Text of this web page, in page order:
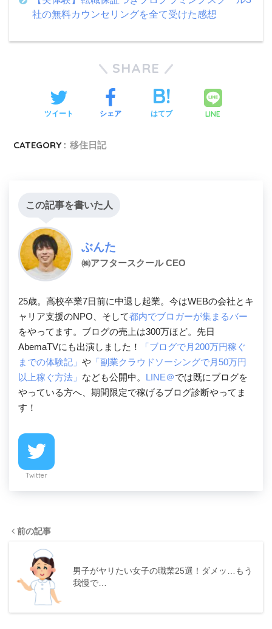
社の無料カウンセリングを全て受けた感想
SHARE
ツイート シェア はてブ LINE
CATEGORY : 移住日記
この記事を書いた人
ぶんた
㈱アフタースクール CEO
25歳。高校卒業7日前に中退し起業。今はWEBの会社とキ
ャリア支援のNPO、そして都内でブロガーが集まるバー
をやってます。ブログの売上は300万ほど。先日
AbemaTVにも出演しました！
「ブログで月200万円稼ぐ
までの体験記」 や 「副業クラウドソーシングで月50万円
以上稼ぐ方法」 なども公開中。 LINE＠では既にブログを
やっている方へ、期間限定で稼げるブログ診断やってま
す！
Twitter
前の記事
男子がヤリたい女子の職業25選！ダメッ…もう
我慢で…